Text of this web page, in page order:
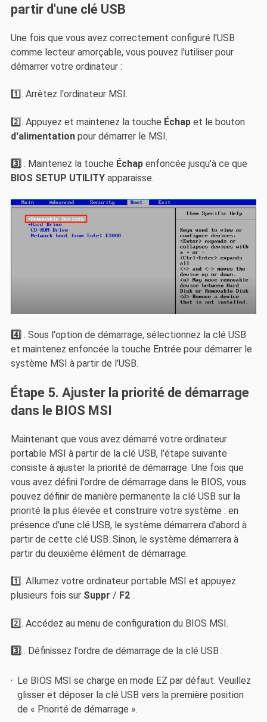
partir d'une clé USB
Une fois que vous avez correctement configuré l'USB
comme lecteur amorçable, vous pouvez l'utiliser pour
démarrer votre ordinateur :
1️⃣. Arrêtez l'ordinateur MSI.
2️⃣. Appuyez et maintenez la touche Échapet le bouton
d'alimentationpour démarrer le MSI.
3️⃣ . Maintenez la touche Échapenfoncée jusqu'à ce que
BIOS SETUP UTILITYapparaisse.
4️⃣ . Sous l'option de démarrage, sélectionnez la clé USB
et maintenez enfoncée la touche Entrée pour démarrer le
système MSI à partir de l'USB.
Étape 5. Ajuster la priorité de démarrage
dans le BIOS MSI
Maintenant que vous avez démarré votre ordinateur
portable MSI à partir de la clé USB, l'étape suivante
consiste à ajuster la priorité de démarrage. Une fois que
vous avez défini l'ordre de démarrage dans le BIOS, vous
pouvez définir de manière permanente la clé USB sur la
priorité la plus élevée et construire votre système : en
présence d'une clé USB, le système démarrera d'abord à
partir de cette clé USB. Sinon, le système démarrera à
partir du deuxième élément de démarrage.
1️⃣. Allumez votre ordinateur portable MSI et appuyez
plusieurs fois sur Suppr / F2.
2️⃣. Accédez au menu de configuration du BIOS MSI.
3️⃣ . Définissez l'ordre de démarrage de la clé USB :
Le BIOS MSI se charge en mode EZ par défaut. Veuillez
glisser et déposer la clé USB vers la première position
de « Priorité de démarrage ».